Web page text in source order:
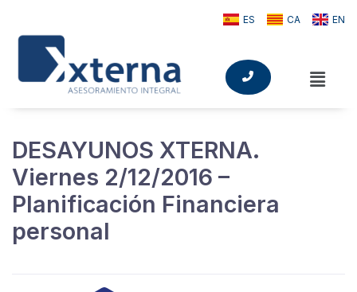
ES CA EN
DESAYUNOS XTERNA.
Viernes 2/12/2016 –
Planificación Financiera
personal